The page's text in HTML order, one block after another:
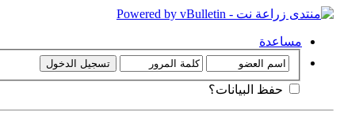
مساعدة
حفظ البيانات؟